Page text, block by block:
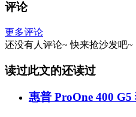
评论
更多评论
还没有人评论~ 快来抢沙发吧~
读过此文的还读过
惠普 ProOne 400